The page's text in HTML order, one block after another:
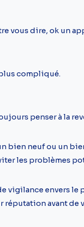
vous dire, ok un
compliqué.
penser à la
bien neuf ou un
les problèmes
vigilance envers
avant de